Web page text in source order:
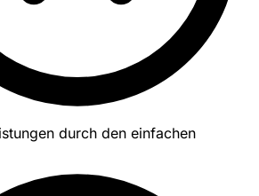
durch den einfachen